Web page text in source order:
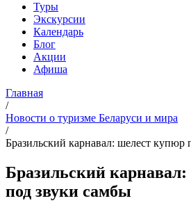
Туры
Экскурсии
Календарь
Блог
Акции
Афиша
Главная
/
Новости о туризме Беларуси и мира
/
Бразильский карнавал: шелест купюр
Бразильский
под звуки самбы